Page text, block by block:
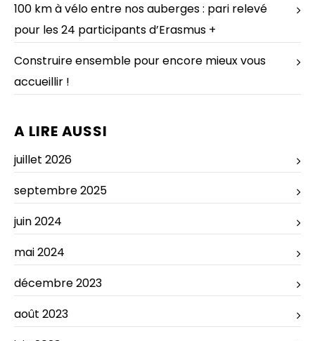
100 km à vélo entre nos auberges : pari relevé
pour les 24 participants d’Erasmus +
Construire ensemble pour encore mieux vous
accueillir !
A LIRE AUSSI
juillet 2026
septembre 2025
juin 2024
mai 2024
décembre 2023
août 2023